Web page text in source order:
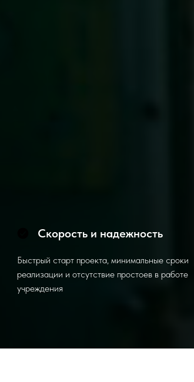
Скорость и надежность
Быстрый старт проекта, минимальные сроки
реализации и отсутствие простоев в работе
учреждения